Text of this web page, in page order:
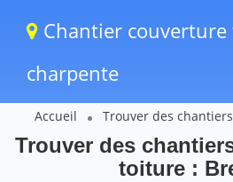
Chantier
charpente
Accueil Trouver des
Trouver des
toiture :